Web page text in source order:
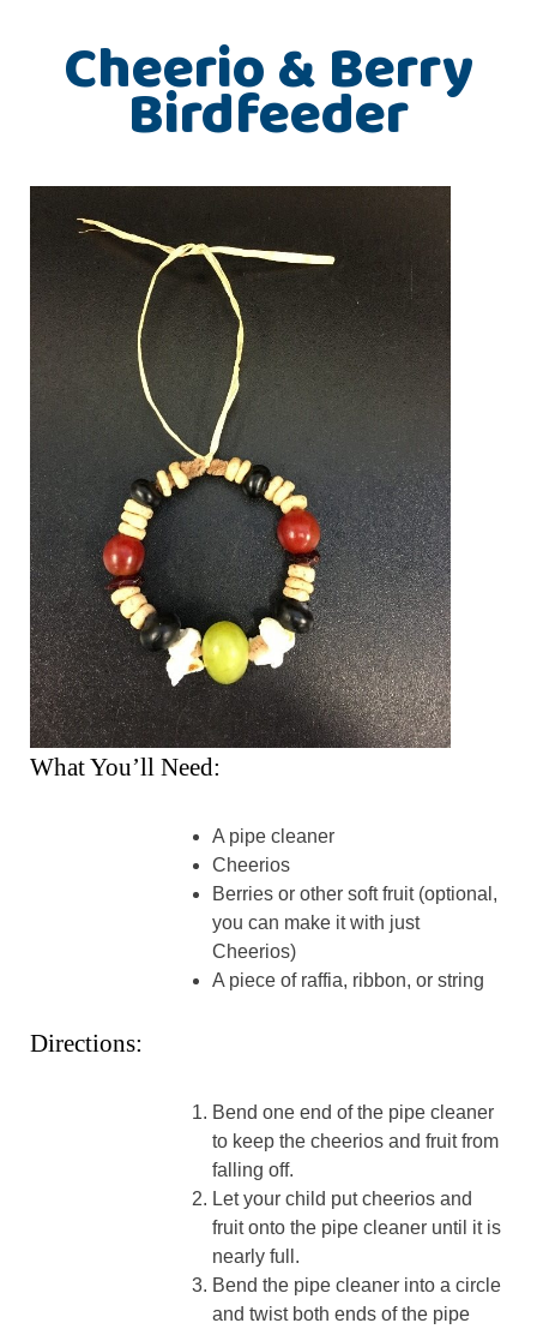
Cheerio & Berry
Birdfeeder
What You’ll Need:
A pipe cleaner
Cheerios
Berries or other soft fruit (optional,
you can make it with just
Cheerios)
A piece of raffia, ribbon, or string
Directions:
Bend one end of the pipe cleaner
to keep the cheerios and fruit from
falling off.
Let your child put cheerios and
fruit onto the pipe cleaner until it is
nearly full.
Bend the pipe cleaner into a circle
and twist both ends of the pipe